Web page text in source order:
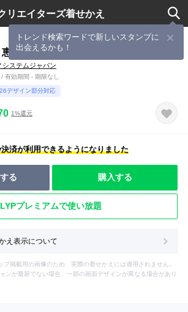
リエイターズ着せかえ
トレンド検索ワードで新しいスタンプに
出会えるかも！
「ねこみみ」
システムジャパン
有効期間 - 期限なし
デザイン部分対応
1%還元
済が利用できるようになりました
る 購入する
LYPプレミアムで使い放題
え表示について
プ掲載用の画像のため、実際の着せかえには適用されません。
ンが最新でない場合、一部の画面デザインが異なる場合があり